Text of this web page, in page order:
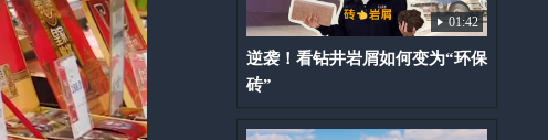
01:42
逆袭！看钻井岩屑如何变为“环保
砖”